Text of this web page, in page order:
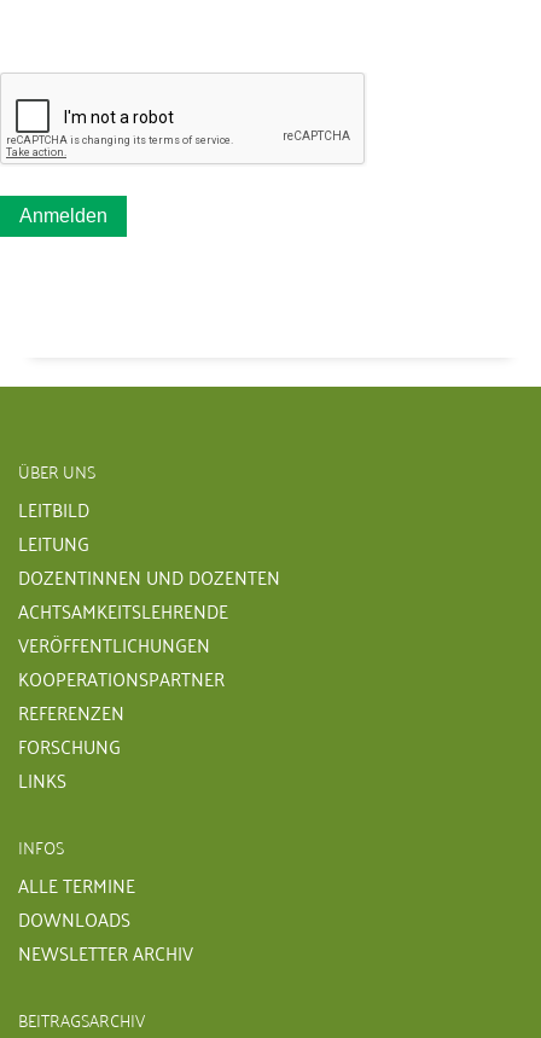
ÜBER UNS
LEITBILD
LEITUNG
DOZENTINNEN UND DOZENTEN
ACHTSAMKEITSLEHRENDE
VERÖFFENTLICHUNGEN
KOOPERATIONSPARTNER
REFERENZEN
FORSCHUNG
LINKS
INFOS
ALLE TERMINE
DOWNLOADS
NEWSLETTER ARCHIV
BEITRAGSARCHIV